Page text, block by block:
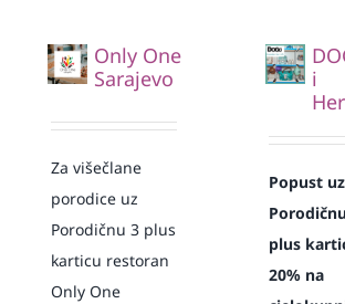
Only One
Sarajevo
Za višečlane
porodice uz
Porodičnu 3 plus
karticu restoran
Only One
i
Popust uz
plus
20% na